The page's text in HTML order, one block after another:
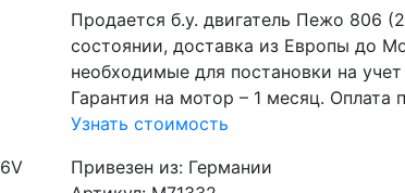
Продается б.у. двигатель Пежо 806
состоянии, доставка из Европы до
необходимые для постановки на
Гарантия на мотор – 1 месяц. Оплата
Узнать стоимость
Привезен из: Германии